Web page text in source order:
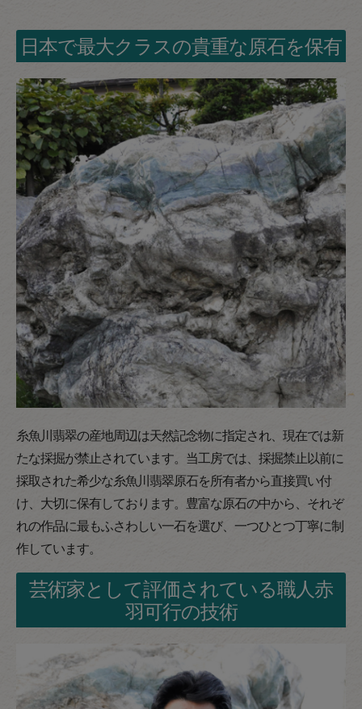
日本で最大クラスの貴重な原石を保有
糸魚川翡翠の産地周辺は天然記念物に指定され、現在では新
たな採掘が禁止されています。当工房では、採掘禁止以前に
採取された希少な糸魚川翡翠原石を所有者から直接買い付
け、大切に保有しております。豊富な原石の中から、それぞ
れの作品に最もふさわしい一石を選び、一つひとつ丁寧に制
作しています。
芸術家として評価されている職人赤
羽可行の技術